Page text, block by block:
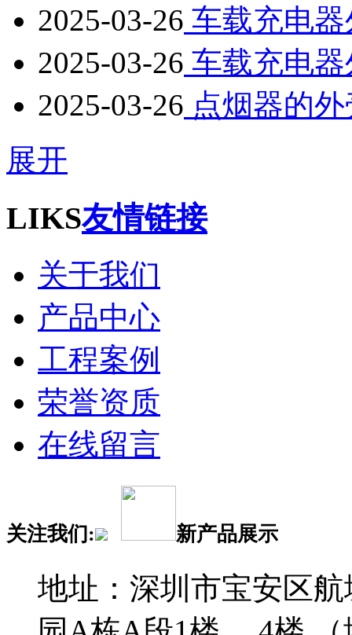
2025-03-26 车载充电
2025-03-26 车载充电
2025-03-26 点烟器的
展开
LIKS友情链接
关于我们
产品中心
工程案例
荣誉资质
在线留言
关注我们: 新产品展示
地址：深圳市宝安区